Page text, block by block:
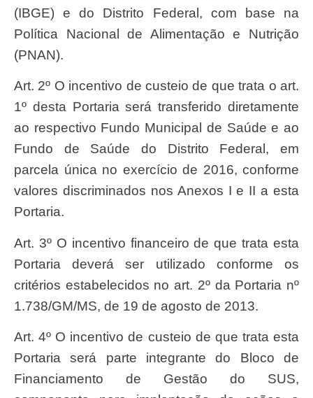
(IBGE) e do Distrito Federal, com base na
Política Nacional de Alimentação e Nutrição
(PNAN).
Art. 2º O incentivo de custeio de que trata o art.
1º desta Portaria será transferido diretamente
ao respectivo Fundo Municipal de Saúde e ao
Fundo de Saúde do Distrito Federal, em
parcela única no exercício de 2016, conforme
valores discriminados nos Anexos I e II a esta
Portaria.
Art. 3º O incentivo financeiro de que trata esta
Portaria deverá ser utilizado conforme os
critérios estabelecidos no art. 2º da Portaria nº
1.738/GM/MS, de 19 de agosto de 2013.
Art. 4º O incentivo de custeio de que trata esta
Portaria será parte integrante do Bloco de
Financiamento de Gestão do SUS,